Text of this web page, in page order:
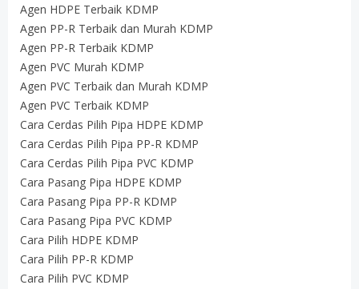
Agen HDPE Terbaik KDMP
Agen PP-R Terbaik dan Murah KDMP
Agen PP-R Terbaik KDMP
Agen PVC Murah KDMP
Agen PVC Terbaik dan Murah KDMP
Agen PVC Terbaik KDMP
Cara Cerdas Pilih Pipa HDPE KDMP
Cara Cerdas Pilih Pipa PP-R KDMP
Cara Cerdas Pilih Pipa PVC KDMP
Cara Pasang Pipa HDPE KDMP
Cara Pasang Pipa PP-R KDMP
Cara Pasang Pipa PVC KDMP
Cara Pilih HDPE KDMP
Cara Pilih PP-R KDMP
Cara Pilih PVC KDMP